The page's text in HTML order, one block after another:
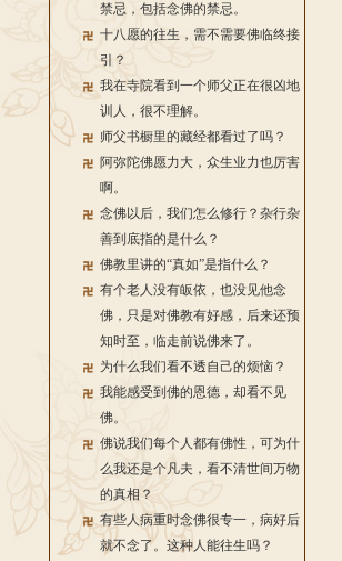
禁忌，包括念佛的禁忌。
十八愿的往生，需不需要佛临终接
引？
我在寺院看到一个师父正在很凶地
训人，很不理解。
师父书橱里的藏经都看过了吗？
阿弥陀佛愿力大，众生业力也厉害
啊。
念佛以后，我们怎么修行？杂行杂
善到底指的是什么？
佛教里讲的“真如”是指什么？
有个老人没有皈依，也没见他念
佛，只是对佛教有好感，后来还预
知时至，临走前说佛来了。
为什么我们看不透自己的烦恼？
我能感受到佛的恩德，却看不见
佛。
佛说我们每个人都有佛性，可为什
么我还是个凡夫，看不清世间万物
的真相？
有些人病重时念佛很专一，病好后
就不念了。这种人能往生吗？